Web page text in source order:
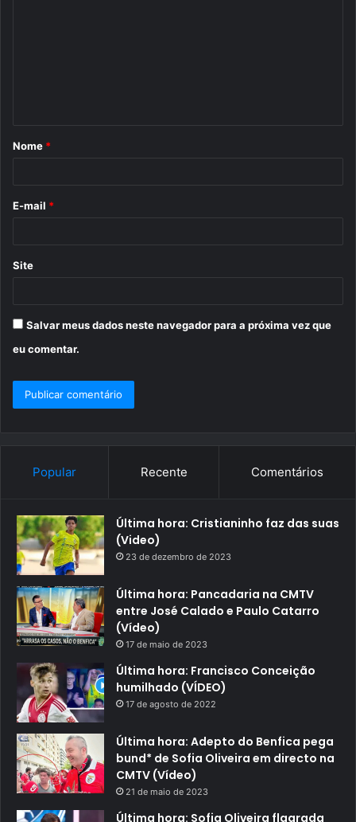
r
Nome *
E-mail *
Site
Salvar meus dados neste navegador para a próxima vez que
eu comentar.
Popular Recente Comentários
Última hora: Cristianinho faz das suas
(Video)
23 de dezembro de 2023
Última hora: Pancadaria na CMTV
entre José Calado e Paulo Catarro
(Vídeo)
17 de maio de 2023
Última hora: Francisco Conceição
humilhado (VÍDEO)
17 de agosto de 2022
Última hora: Adepto do Benfica pega
bund* de Sofia Oliveira em directo na
CMTV (Vídeo)
21 de maio de 2023
Última hora: Sofia Oliveira flagrada